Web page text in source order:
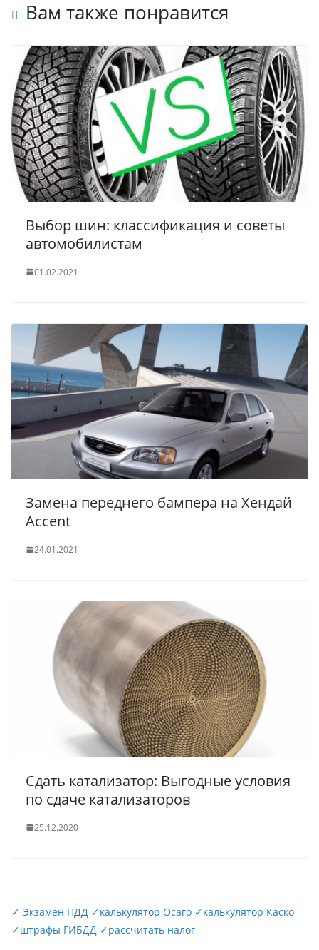
Вам также понравится
Выбор шин: классификация и советы
автомобилистам
01.02.2021
Замена переднего бампера на Хендай
Accent
24.01.2021
Сдать катализатор: Выгодные условия
по сдаче катализаторов
25.12.2020
✓ Экзамен ПДД ✓калькулятор Осаго ✓калькулятор Каско
✓штрафы ГИБДД ✓рассчитать налог